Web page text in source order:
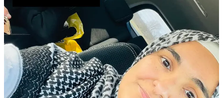
hennes bil, som nu har sålts – för att åtminstone återföra en liten del
till oss skattebetalare.